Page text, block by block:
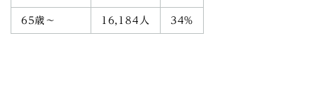
65歳～ 16,184人 34%